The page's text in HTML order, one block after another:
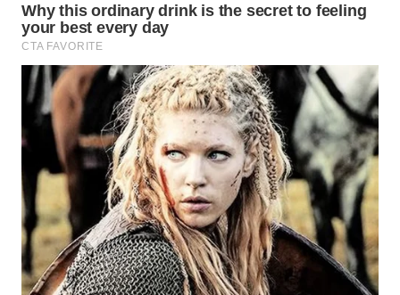
KUNINGAN
WN
MAJALENGKA
WN
SUBANG
WN
SUKABUMI
WN
PURWAKARTA